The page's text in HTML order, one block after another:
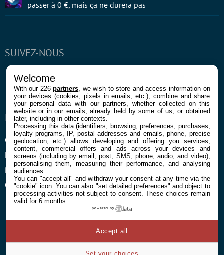
SUIVEZ-NOUS
Facebook
ENTREPRISE
Confidentialité et Cookies
Mentions légales et CGU
Préférences Cookies
Qui sommes nous
À PROPOS
Contact
© 2026 Galaxie Media Tous droits réservés
passer à 0 €, mais ça ne durera pas
Welcome
With our 226partners , we wish to store and access information on
your devices (cookies, pixels in emails, etc.), combine and share
your personal data with our partners, whether collected on this
website or in our emails, already held by some of us, or obtained
later, including in other contexts.
Processing this data (identifiers, browsing, preferences, purchases,
loyalty programs, IP, postal addresses and emails, phone, precise
geolocation, etc.) allows developing and offering you services,
content, commercial offers and ads across your devices and
screens (including by email, post, SMS, phone, audio, and video),
personalising them, measuring their performance, and analysing
audiences.
You can "accept all" and withdraw your consent at any time via the
"cookie" icon. You can also "set detailed preferences" and object to
processing activities not subject to consent. These choices remain
valid for 6 months.
powered by
Set your choices
Accept all